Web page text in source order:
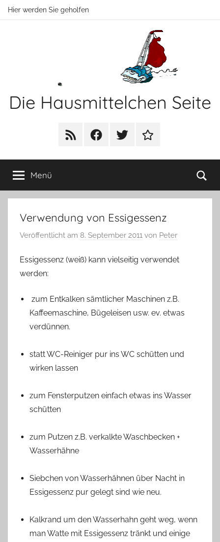
ZumHier werden Sie geholfen
Die Hausmittelchen Seite
RSS FacebookTwitter Newsletter
Menü
Verwendung von Essigessenz
Veröffentlicht am 8. September 2011 von Peter
Essigessenz (weiß) kann vielseitig verwendet
werden:
zum Entkalken sämtlicher Maschinen z.B.
Kaffeemaschine, Bügeleisen usw. ev. etwas
verdünnen.
statt WC-Reiniger pur ins WC schütten und
wirken lassen
zum Fensterputzen einfach etwas ins Wasser
schütten
zum Putzen z.B. verkalkte Waschbecken +
Wasserhähne
Siebchen von Wasserhähnen über Nacht in
Essigessenz pur gelegt sind wie neu.
Kalkrand um den Wasserhahn geht weg, wenn
man Watte mit Essigessenz tränkt und einige